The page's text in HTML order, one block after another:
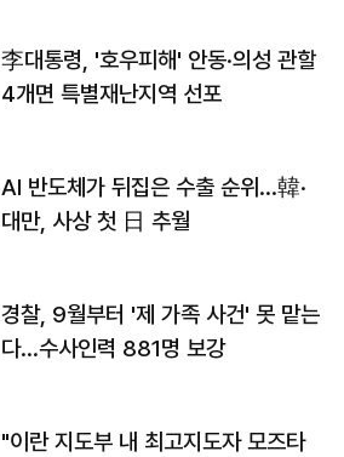
李대통령, '호우피해' 안동·의성 관할
4개면 특별재난지역 선포
AI 반도체가 뒤집은 수출 순위…韓·
대만, 사상 첫 日 추월
경찰, 9월부터 '제 가족 사건' 못 맡는
다…수사인력 881명 보강
"이란 지도부 내 최고지도자 모즈타